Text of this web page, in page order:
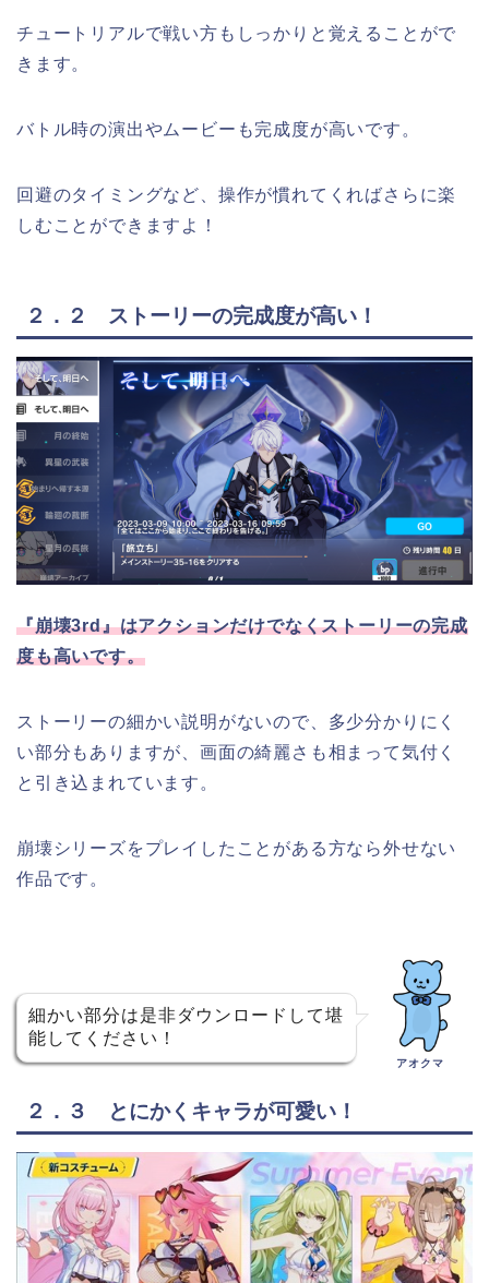
チュートリアルで戦い方もしっかりと覚えることがで
きます。
バトル時の演出やムービーも完成度が高いです。
回避のタイミングなど、操作が慣れてくればさらに楽
しむことができますよ！
２．２ ストーリーの完成度が高い！
『崩壊3rd』はアクションだけでなくストーリーの完成
度も高いです。
ストーリーの細かい説明がないので、多少分かりにく
い部分もありますが、画面の綺麗さも相まって気付く
と引き込まれています。
崩壊シリーズをプレイしたことがある方なら外せない
作品です。
細かい部分は是非ダウンロードして堪
能してください！
アオクマ
２．３ とにかくキャラが可愛い！